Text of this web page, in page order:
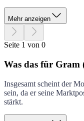
Mehr anzeigen
Seite 1 von 0
Was das für Gram
Insgesamt scheint der
sein, da er seine
stärkt.